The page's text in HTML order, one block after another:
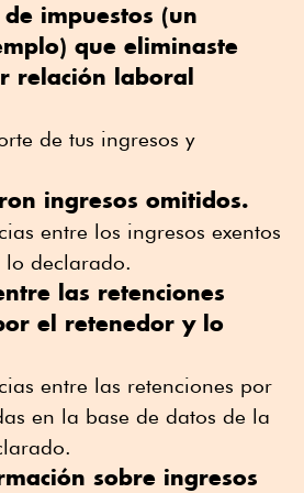
impuestos (un
que eliminaste
relación laboral
de tus ingresos y
ingresos omitidos.
entre los ingresos exentos
lo declarado.
las retenciones
el retenedor y lo
entre las retenciones por
en la base de datos de la
sobre ingresos